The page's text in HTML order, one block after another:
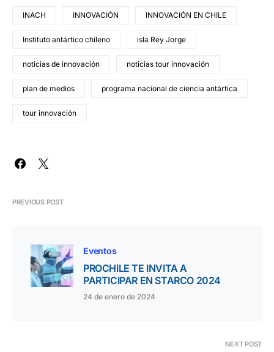
INACH INNOVACIÓN INNOVACIÓN EN CHILE
Instituto antártico chileno isla Rey Jorge
noticias de innovación noticias tour innovación
plan de medios programa nacional de ciencia antártica
tour innovación
PREVIOUS POST
Eventos
PROCHILE TE INVITA A
PARTICIPAR EN STARCO 2024
24 de enero de 2024
NEXT POST